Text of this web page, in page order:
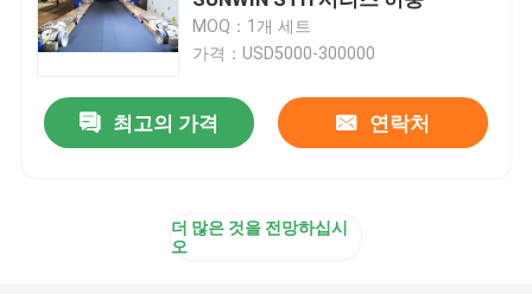
직물 염색 기계
MOQ：1개 세트
가격：USD5000-300000
최고의 가격 연락처
더 많은 것을 전망하십시
오